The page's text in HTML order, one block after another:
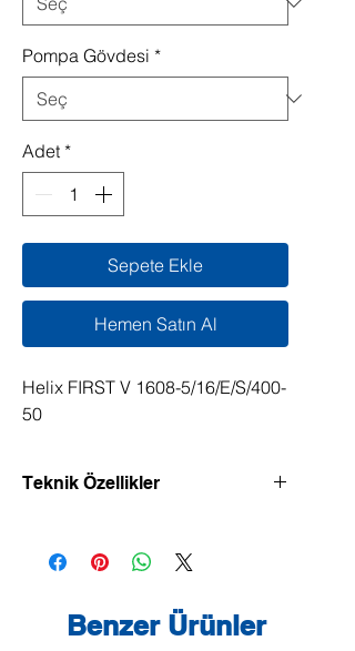
Pompa Gövdesi *
Adet *
Sepete Ekle
Hemen Satın Al
Helix FIRST V 1608-5/16/E/S/400-
50
Teknik Özellikler
bağlantılı yüksek basınçlı santrifüj
pompa.
Normal emişli yüksek basınçlı
santrifüj pompa, genel olarak
Benzer Ürünler